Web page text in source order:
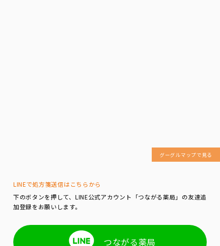
グーグルマップで見る
LINEで処方箋送信はこちらから
下のボタンを押して、LINE公式アカウント「つながる薬局」の友達追
加登録をお願いします。
つながる薬局